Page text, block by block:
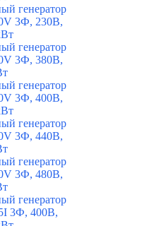
генератор
3Ф, 230В,
генератор
3Ф, 380В,
генератор
3Ф, 400В,
генератор
3Ф, 440В,
генератор
3Ф, 480В,
генератор
3Ф, 400В,